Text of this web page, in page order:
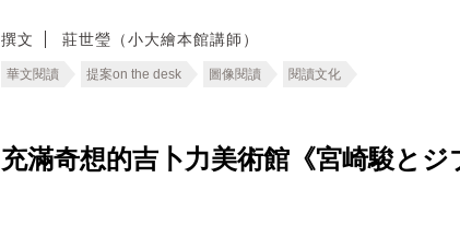
撰文 莊世瑩（小大繪本館講師）
華文閱讀 提案on the desk 圖像閱讀 閱讀文化
充滿奇想的吉卜力美術館《宮崎駿とジ